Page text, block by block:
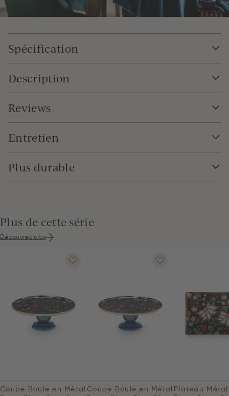
Spécification
Description
Reviews
Entretien
Plus durable
Plus de cette série
Découvrez plus
Coupe Boule en Métal Coupe Boule en Métal
Plateau